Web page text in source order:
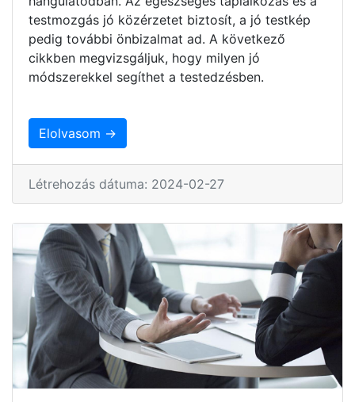
testmozgás jó közérzetet biztosít, a jó testkép
pedig további önbizalmat ad. A következő
cikkben megvizsgáljuk, hogy milyen jó
módszerekkel segíthet a testedzésben.
Elolvasom →
Létrehozás dátuma: 2024-02-27